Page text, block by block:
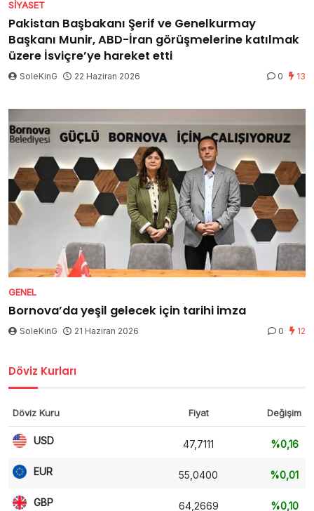
SIYASET
Pakistan Başbakanı Şerif ve Genelkurmay
Başkanı Munir, ABD-İran görüşmelerine katılmak
üzere İsviçre’ye hareket etti
SoleKinG 22 Haziran 2026 0 13
GENEL
Bornova’da yeşil gelecek için tarihi imza
SoleKinG 21 Haziran 2026 0 12
Döviz Kurları
Döviz Kuru Fiyat Değişim
USD 47,7111 %0,16
EUR 55,0400 %0,01
GBP 64,2669 %0,10